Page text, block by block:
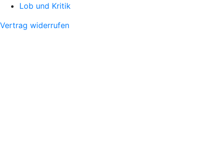
Lob und Kritik
Vertrag widerrufen